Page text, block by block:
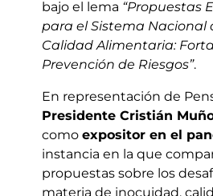
bajo el lema “Propuestas
para el Sistema Nacional
Calidad Alimentaria:
Prevención de Riesgos”.
En representación de
Presidente Cristián
como expositor en el
instancia en la que
propuestas sobre los
materia de inocuidad,